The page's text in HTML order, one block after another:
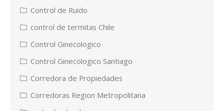
Control de Ruido
control de termitas Chile
Control Ginecologico
Control Ginecologico Santiago
Corredora de Propiedades
Corredoras Region Metropolitana